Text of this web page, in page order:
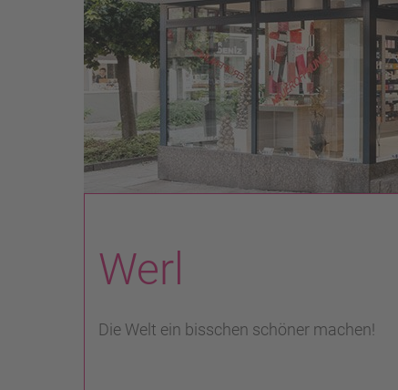
Werl
Die Welt ein bisschen schöner machen!